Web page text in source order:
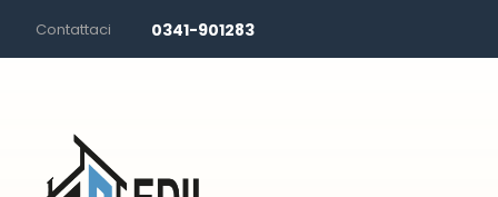
Contattaci 0341-901283